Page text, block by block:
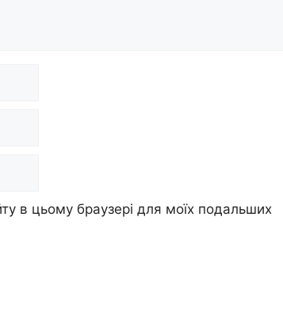
в цьому браузері для моїх подальших